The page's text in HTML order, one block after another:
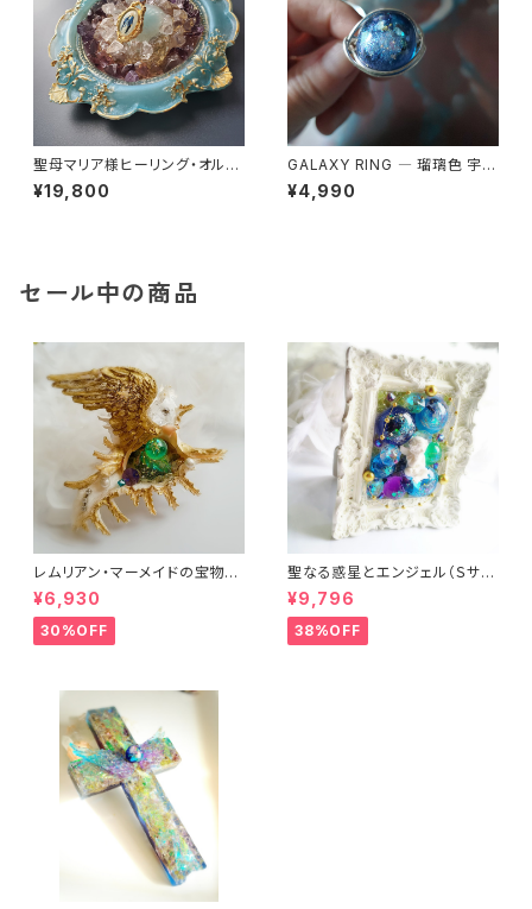
聖母マリア様ヒーリング・オルゴ
ナイト～セレスティアル・ブルー
の祈り～
¥19,800
GALAXY RING ― 瑠璃色 宇宙
を身にまとう
¥4,990
セール中の商品
レムリアン・マーメイドの宝物
（オルゴナイト）
¥6,930
30%OFF
聖なる惑星とエンジェル（Ｓサイ
ズ）（フレーム・ヒーリングアー
ト）
¥9,796
38%OFF